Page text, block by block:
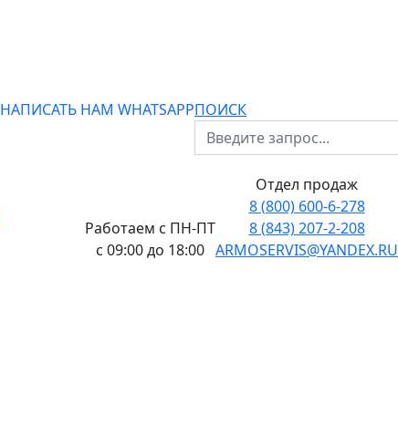
НАПИСАТЬ НАМ WHATSAPPПОИСК
Работаем с ПН-ПТ
с 09:00 до 18:00
Отдел продаж
8 (800) 600-6-278
8 (843) 207-2-208
ARMOSERVIS@YANDEX.RU